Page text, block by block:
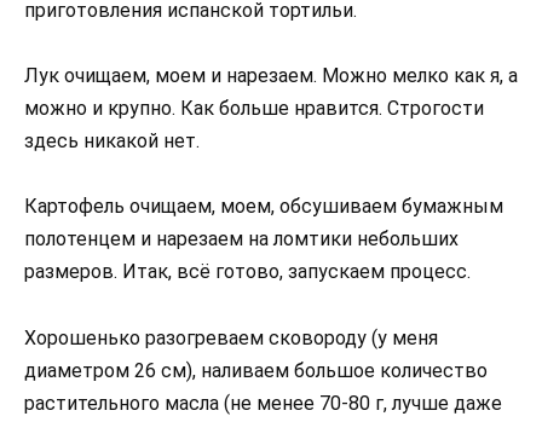
приготовления испанской тортильи.
Лук очищаем, моем и нарезаем. Можно мелко как я, а
можно и крупно. Как больше нравится. Строгости
здесь никакой нет.
Картофель очищаем, моем, обсушиваем бумажным
полотенцем и нарезаем на ломтики небольших
размеров. Итак, всё готово, запускаем процесс.
Хорошенько разогреваем сковороду (у меня
диаметром 26 см), наливаем большое количество
растительного масла (не менее 70-80 г, лучше даже